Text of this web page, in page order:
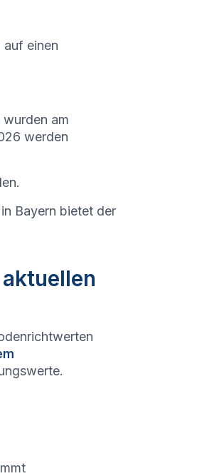
einen
wurden am
werden
Bayern bietet der